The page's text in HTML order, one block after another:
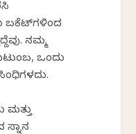
ಬಕೆಟ್‌ಗಳಿಂದ
ನಮ್ಮ
ಒಂದು
ಮತ್ತು
ಸ್ನಾನ